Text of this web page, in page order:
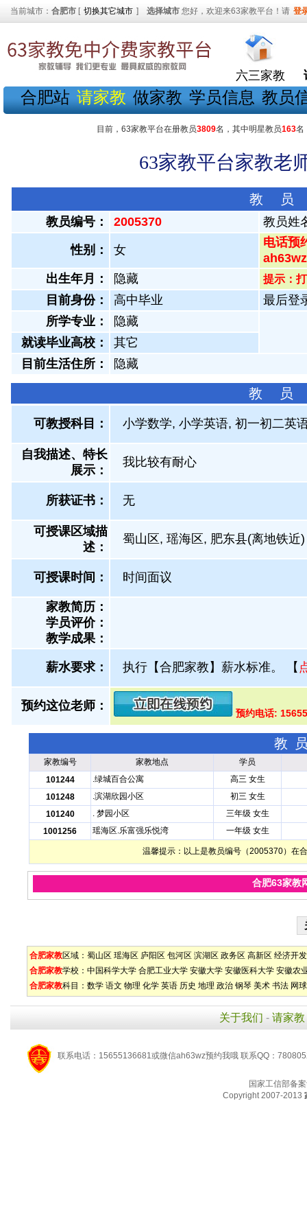
当前城市： 合肥市 [ 切换其它城市 ] 选择城市 您好，欢迎来63家教平台！请 登
六三家教
合肥站 请家教 做家教 学员信息 教员
目前，63家教平台在册教员3809名，其中明星教员163名
63家教平台家教老
教 员
教员编号： 2005370 教员姓
性别： 女
电话预
出生年月：
隐藏 提示：
目前身份： 高中毕业
最后登
所学专业：
隐藏
就读毕业高校：
其它
目前生活住所：
隐藏
教 员
可教授科目： 小学数学, 小学英语, 初一初二英
自我描述、特长
展示 ：
我比较有耐心
所获证书 ： 无
可授课区域描
述：
蜀山区, 瑶海区, 肥东县(离地铁近)
可授课时间： 时间面议
家教简历：
学员评价：
教学成果：
薪水要求： 执行【合肥家教】薪水标准。 【
预约这位老师：
预约电话:
教
家教编号 家教地点
学员
101244
.绿城百合公寓
高三 女生
101248
.滨湖欣园小区
初三 女生
101240
. 梦园小区
三年级 女生
1001256
瑶海区.乐富强乐悦湾 一年级 女生
温馨提示：以上是教员编号（2005370）在
合肥63家教
合肥家教区域： 蜀山区 瑶海区 庐阳区 包河区 滨湖区 政务区 高新区 经济开
合肥家教学校： 中国科学大学 合肥工业大学 安徽大学 安徽医科大学 安徽农
合肥家教科目： 数学 语文 物理 化学 英语 历史 地理 政治 钢琴 美术 书法 网球
关于我们 - 请家教
联系电话：15655136681或微信ah63wz预约我哦 联系QQ：
国家工信部备
Copyright 2007-2013